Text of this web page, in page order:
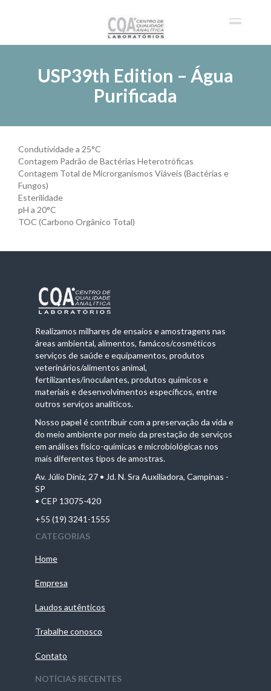
USP39th Edition – Água
Purificada
Condutividade a 25°C
Contagem Padrão de Bactérias Heterotróficas
Contagem Total de Microrganismos Viáveis (Bactérias e
Fungos)
Esterilidade
pH a 20°C
TOC (Carbono Orgânico Total)
Realizamos milhares de ensaios e amostragens nas
áreas ambiental, alimentos, famácos/cosméticos
serviços de saúde e equipamentos, produtos
veterinários/alimentos animal,
fertilizantes/inoculantes, produtos químicos e
materiais e desenvolvimentos específicos, entre
outros serviços analíticos.
Nosso papel é contribuir com a preservação da vida e
do meio ambiente por meio da prestação de serviços
em análises físico-químicas e microbiológicas nos
mais diferentes tipos de amostras.
Av. Júlio Diniz, 27 • Jd. N. Sra Auxiliadora, Campinas -
SP
• CEP 13075-420
+55 (19) 3241-1555
CATEGORIAS
Home
Empresa
Laudos autênticos
Trabalhe conosco
Contato
NOTÍCIAS RECENTES